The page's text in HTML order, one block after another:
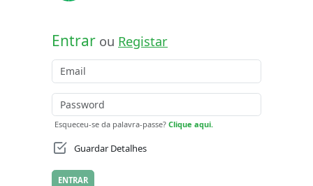
Entrar ou Registar
Esqueceu-se da palavra-passe? Clique aqui.
Guardar Detalhes
ENTRAR